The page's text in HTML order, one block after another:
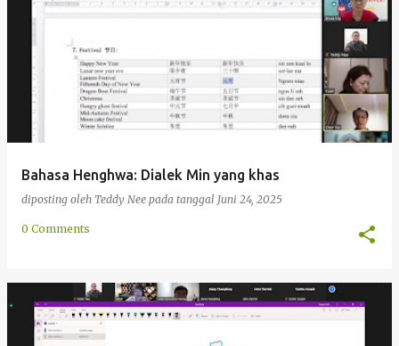
Bahasa Henghwa: Dialek Min yang khas
diposting oleh Teddy Nee pada tanggal Juni 24, 2025
0 Comments